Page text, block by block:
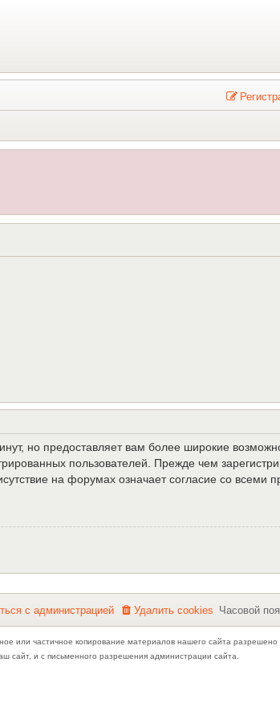
Регистр
но предоставляет вам более широкие
пользователей. Прежде чем
на форумах означает согласие со всеми
Часовой
Удалить cookies
ться с администрацией
или частичное копирование материалов нашего сайта разрешено
сайт, и с письменного разрешения администрации сайта.